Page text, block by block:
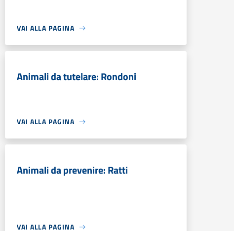
VAI ALLA PAGINA
Animali da tutelare: Rondoni
VAI ALLA PAGINA
Animali da prevenire: Ratti
VAI ALLA PAGINA